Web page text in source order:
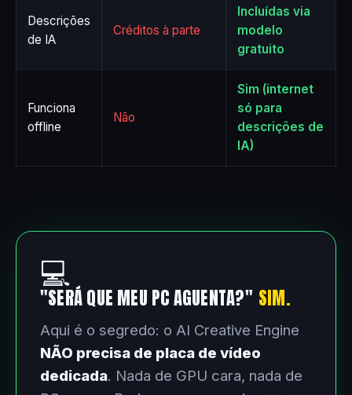
Descrições
de IA
Créditos à parte
Incluídas via
modelo
gratuito
Funciona
offline
Não
Sim (internet
só para
descrições de
IA)
💻
"SERÁ QUE MEU PC AGUENTA?" SIM.
Aqui é o segredo: o AI Creative Engine
NÃO precisa de placa de vídeo
dedicada. Nada de GPU cara, nada de